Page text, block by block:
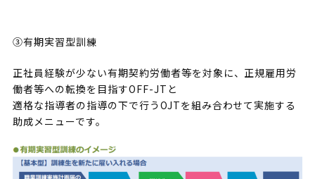
③有期実習型訓練
正社員経験が少ない有期契約労働者等を対象に、正規雇用労
働者等への転換を目指すOFF-JTと
適格な指導者の指導の下で行うOJTを組み合わせて実施する
助成メニューです。